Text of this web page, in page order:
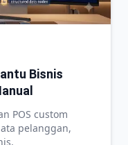
Bisnis
POS custom
pelanggan,